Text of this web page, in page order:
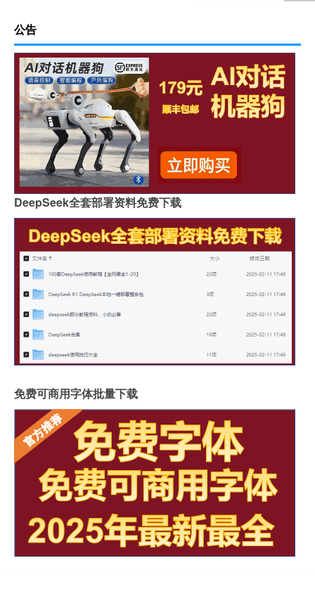
公告
DeepSeek全套部署资料免费下载
免费可商用字体批量下载